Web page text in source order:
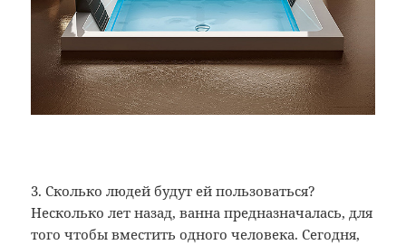
3. Сколько людей будут ей пользоваться?
Несколько лет назад, ванна предназначалась, для
того чтобы вместить одного человека. Сегодня,